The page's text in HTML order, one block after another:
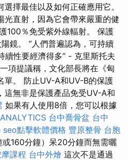
擇最佳以及如何正確應用它。
光直射，因為它會帶來嚴重的健
100％免受紫外線輻射。 保護
鏡。 “人們普遍認為，可持續
續性要經濟得多” - 克里斯托夫
項提議稱，文化部長將在《匈
單。 防止UV-A和UV-B的保護
這無非是保護產品免受UV-A和
如果有人使用8倍，您可以根據
台中喬骨盆 台中
seo點擊軟體價格 豐原整骨 台胞
或160分鐘）呆20分鐘而無需曬
課程 台中外燴 這次不是通過